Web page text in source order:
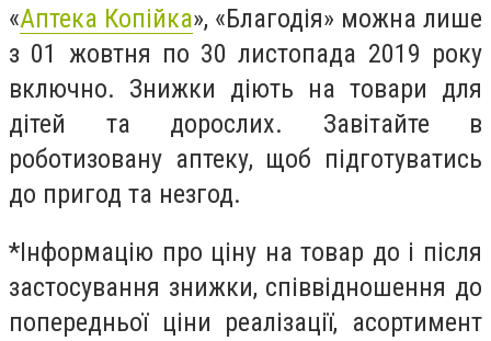
«Аптека Копійка», «Благодія» можна лише
з 01 жовтня по 30 листопада 2019 року
включно. Знижки діють на товари для
дітей та дорослих. Завітайте в
роботизовану аптеку, щоб підготуватись
до пригод та незгод.
*Інформацію про ціну на товар до і після
застосування знижки, співвідношення до
попередньої ціни реалізації, асортимент